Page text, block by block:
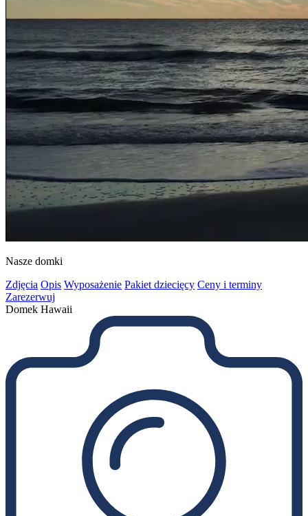
Nasze domki
Zdjęcia Opis Wyposażenie Pakiet dziecięcy Ceny i terminy
Zarezerwuj
Domek Hawaii